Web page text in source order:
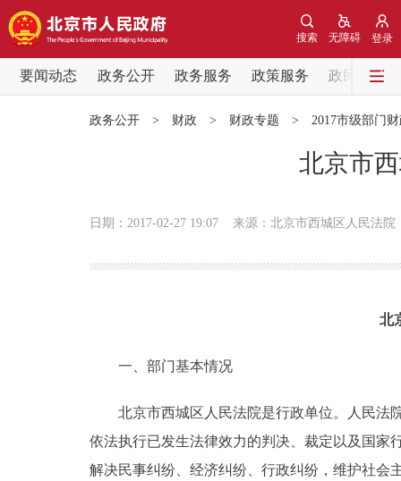
登录
无障碍
搜索
要闻动态 政务公开 政务服务 政策服务
政民互动
决策公开
政务公开 > 财政 > 财政专题 > 2017市级部门
北京市
日期：2017-02-27 19:07 来源：北京市西城区人民法院
北
一、部门基本情况
北京市西城区人民法院是行政单位。人民法院
依法执行已发生法律效力的判决、裁定以及国家
解决民事纠纷、经济纠纷、行政纠纷，维护社会